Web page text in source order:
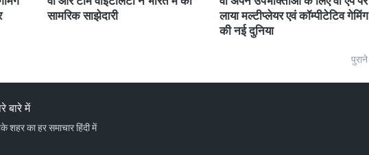
सामरिक साझेदारी
लाया मल्टीप्लेयर एवं कॉम्पीटेटिव गेमिंग
की नई दुनिया
पुराने
बारे में
शहर का हर समाचार हिंदी में